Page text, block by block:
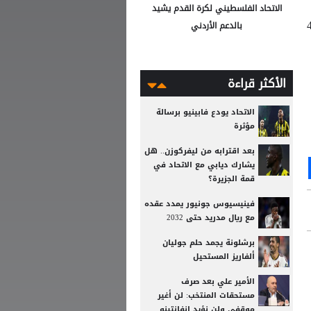
بلقبه رقم الـ48
الاتحاد الفلسطيني لكرة القدم يشيد
بالدعم الأردني
الأكثر قراءة
الاتحاد يودع فابينيو برسالة
مؤثرة
بعد اقترابه من ليفركوزن.. هل
يشارك ديابي مع الاتحاد في
قمة الجزيرة؟
فينيسيوس جونيور يمدد عقده
مع ريال مدريد حتى 2032
برشلونة يجمد حلم جوليان
ألفاريز المستحيل
الأمير علي بعد صرف
مستحقات المنتخب: لن أغير